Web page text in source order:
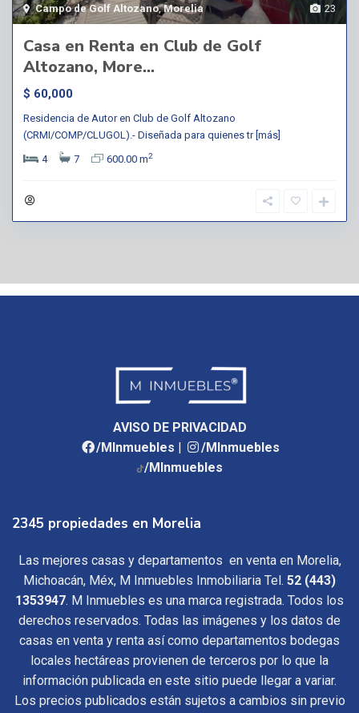
23
Campo de Golf Altozano,Morelia
Casa en Renta en Club de Golf
Altozano, More...
$ 60,000
Residencia de Autor en Club de Golf Altozano
(CRMI/COMP/CLUGOL).- Diseñada para quienes tr [más]
4
7 600.00 m2
AVISO DE PRIVACIDAD
/MInmuebles
/MInmuebles
/MInmuebles
2345 propiedades en Morelia
Las mejores casas y departamentos en venta en Morelia,
Michoacán, Méx, M Inmuebles Inmobiliaria Tel. 52 (443)
1353947. M Inmuebles es una marca registrada. Todos los
derechos reservados. Todas las imágenes y los datos de
casas en venta y renta así como departamentos bodegas
locales hectáreas provienen de terceros por lo que la
información publicada en este sitio puede llegar a variar.
Los precios publicados están sujetos a cambios sin previo